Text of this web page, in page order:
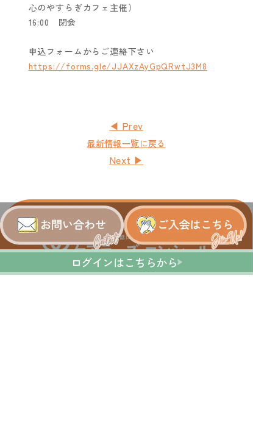
心のやすらぎカフェ主催）
16:00 閉会
申込フォームからご連絡下さい
https://forms.gle/JJAXzAyGpQRwtJ3M8
◀ Prev
最新情報一覧に戻る
Next ▶
運営会社：株式会社ワーク＆ケアバランス研究所
ログインはこちらから